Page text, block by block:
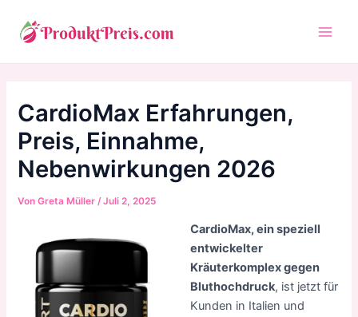
Inhalt
springen
CardioMax Erfahrungen,
Preis, Einnahme,
Nebenwirkungen 2026
VonGreta Müller /Juli 2, 2025
CardioMax, ein speziell
entwickelter
Kräuterkomplex gegen
Bluthochdruck, ist jetzt für
Kunden in Italien und